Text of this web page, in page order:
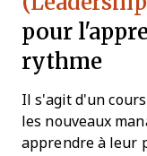
pour
rythme
Il s'agit d'un
les nouveaux
apprendre à leur